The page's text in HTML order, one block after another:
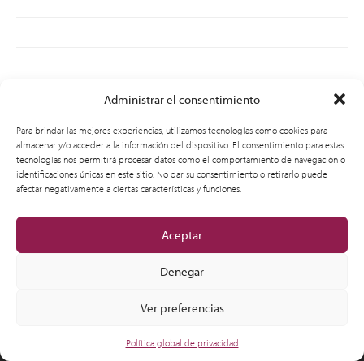
Administrar el consentimiento
Para brindar las mejores experiencias, utilizamos tecnologías como cookies para
almacenar y/o acceder a la información del dispositivo. El consentimiento para estas
tecnologías nos permitirá procesar datos como el comportamiento de navegación o
identificaciones únicas en este sitio. No dar su consentimiento o retirarlo puede
afectar negativamente a ciertas características y funciones.
Aceptar
Denegar
Ver preferencias
Política global de privacidad